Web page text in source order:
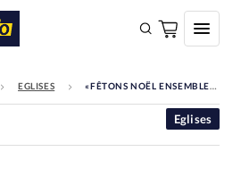
FAIRE UN DON
EGLISES «FÊTONS NOËL ENSEMBLE», UN PROJET POUR QUE LES ÉGLISES OUVRENT LEURS PORTES À LEURS VOISINS
Eglises